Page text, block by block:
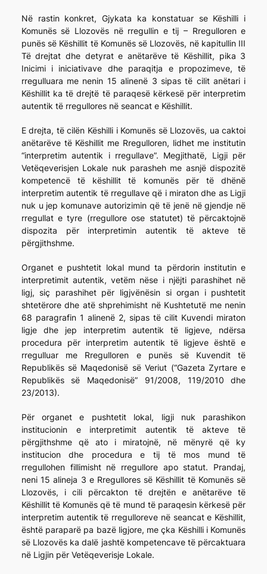
Në rastin konkret, Gjykata ka konstatuar se Këshilli i
Komunës së Llozovës në rregullin e tij – Rregulloren e
punës së Këshillit të Komunës së Llozovës, në kapitullin III
Të drejtat dhe detyrat e anëtarëve të Këshillit, pika 3
Inicimi i iniciativave dhe paraqitja e propozimeve, të
rregulluara me nenin 15 alinenë 3 sipas të cilit anëtari i
Këshillit ka të drejtë të paraqesë kërkesë për interpretim
autentik të rregullores në seancat e Këshillit.
E drejta, të cilën Këshilli i Komunës së Llozovës, ua caktoi
anëtarëve të Këshillit me Rregulloren, lidhet me institutin
“interpretim autentik i rregullave”. Megjithatë, Ligji për
Vetëqeverisjen Lokale nuk parasheh me asnjë dispozitë
kompetencë të këshillit të komunës për të dhënë
interpretim autentik të rregullave që i miraton dhe as Ligji
nuk u jep komunave autorizimin që të jenë në gjendje në
rregullat e tyre (rregullore ose statutet) të përcaktojnë
dispozita për interpretimin autentik të akteve të
përgjithshme.
Organet e pushtetit lokal mund ta përdorin institutin e
interpretimit autentik, vetëm nëse i njëjti parashihet në
ligj, siç parashihet për ligjvënësin si organ i pushtetit
shtetërore dhe atë shprehimisht në Kushtetutë me nenin
68 paragrafin 1 alinenë 2, sipas të cilit Kuvendi miraton
ligje dhe jep interpretim autentik të ligjeve, ndërsa
procedura për interpretim autentik të ligjeve është e
rregulluar me Rregulloren e punës së Kuvendit të
Republikës së Maqedonisë së Veriut (“Gazeta Zyrtare e
Republikës së Maqedonisë” 91/2008, 119/2010 dhe
23/2013).
Për organet e pushtetit lokal, ligji nuk parashikon
institucionin e interpretimit autentik të akteve të
përgjithshme që ato i miratojnë, në mënyrë që ky
institucion dhe procedura e tij të mos mund të
rregullohen fillimisht në rregullore apo statut. Prandaj,
neni 15 alineja 3 e Rregullores së Këshillit të Komunës së
Llozovës, i cili përcakton të drejtën e anëtarëve të
Këshillit të Komunës që të mund të paraqesin kërkesë për
interpretim autentik të rregulloreve në seancat e Këshillit,
është paraparë pa bazë ligjore, me çka Këshilli i Komunës
së Llozovës ka dalë jashtë kompetencave të përcaktuara
në Ligjin për Vetëqeverisje Lokale.